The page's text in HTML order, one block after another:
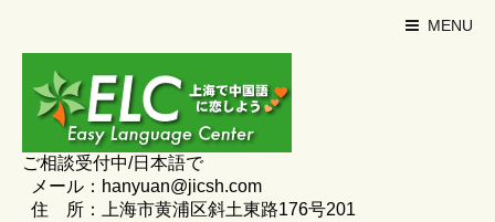
MENU
ご相談受付中/日本語で
メール：hanyuan@jicsh.com
住 所：上海市黄浦区斜土東路176号201